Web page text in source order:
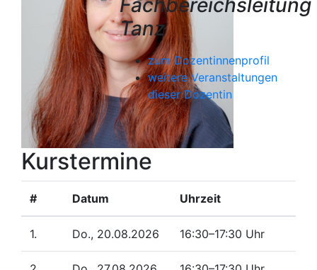
Tanz
zum Dozentinnenprofil
weitere Veranstaltungen
dieser Dozentin
Kurstermine
# Datum Uhrzeit
1. Do., 20.08.2026 16:30–17:30 Uhr